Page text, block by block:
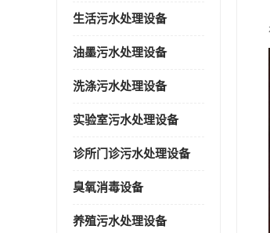
生活污水处理设备
油墨污水处理设备
洗涤污水处理设备
实验室污水处理设备
诊所门诊污水处理设备
臭氧消毒设备
养殖污水处理设备